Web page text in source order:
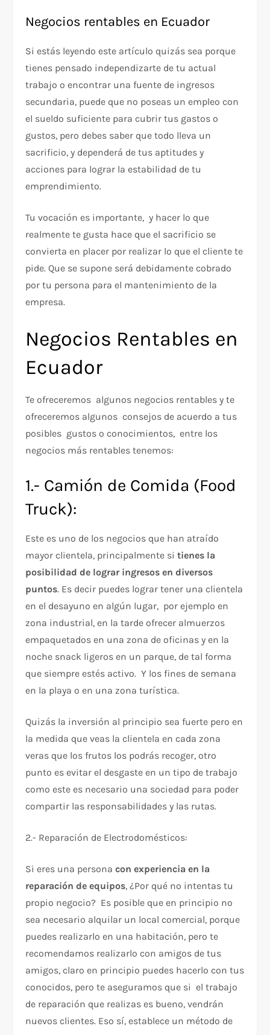
Negocios rentables en Ecuador
Si estás leyendo este artículo quizás sea porque
tienes pensado independizarte de tu actual
trabajo o encontrar una fuente de ingresos
secundaria, puede que no poseas un empleo con
el sueldo suficiente para cubrir tus gastos o
gustos, pero debes saber que todo lleva un
sacrificio, y dependerá de tus aptitudes y
acciones para lograr la estabilidad de tu
emprendimiento.
Tu vocación es importante, y hacer lo que
realmente te gusta hace que el sacrificio se
convierta en placer por realizar lo que el cliente te
pide. Que se supone será debidamente cobrado
por tu persona para el mantenimiento de la
empresa.
Negocios Rentables en
Ecuador
Te ofreceremos algunos negocios rentables y te
ofreceremos algunos consejos de acuerdo a tus
posibles gustos o conocimientos, entre los
negocios más rentables tenemos:
1.- Camión de Comida (Food
Truck):
Este es uno de los negocios que han atraído
mayor clientela, principalmente sitienes la
posibilidad de lograr ingresos en diversos
puntos. Es decir puedes lograr tener una clientela
en el desayuno en algún lugar, por ejemplo en
zona industrial, en la tarde ofrecer almuerzos
empaquetados en una zona de oficinas y en la
noche snack ligeros en un parque, de tal forma
que siempre estés activo. Y los fines de semana
en la playa o en una zona turística.
Quizás la inversión al principio sea fuerte pero en
la medida que veas la clientela en cada zona
veras que los frutos los podrás recoger, otro
punto es evitar el desgaste en un tipo de trabajo
como este es necesario una sociedad para poder
compartir las responsabilidades y las rutas.
2.- Reparación de Electrodomésticos:
Si eres una personacon experiencia en la
reparación de equipos, ¿Por qué no intentas tu
propio negocio? Es posible que en principio no
sea necesario alquilar un local comercial, porque
puedes realizarlo en una habitación, pero te
recomendamos realizarlo con amigos de tus
amigos, claro en principio puedes hacerlo con tus
conocidos, pero te aseguramos que si el trabajo
de reparación que realizas es bueno, vendrán
nuevos clientes. Eso sí, establece un método de